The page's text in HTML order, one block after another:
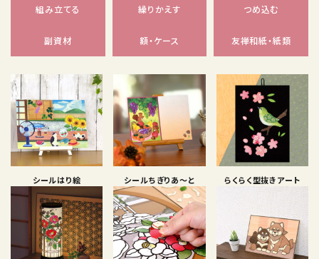
組み立てる 繰りかえす つめ込む
副資材 額・ケース 友禅和紙・紙類
シールはり絵 シールちぎりあ〜と らくらく型抜きアート